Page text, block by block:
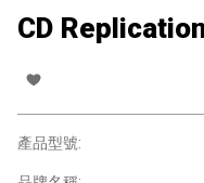
CD
產品型號: